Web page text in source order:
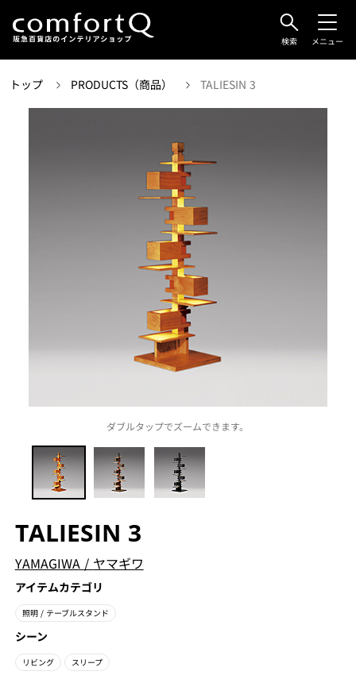
検索 メニュー
トップ PRODUCTS（商品） TALIESIN 3
ダブルタップでズームできます。
TALIESIN 3
YAMAGIWA / ヤマギワ
アイテムカテゴリ
照明 / テーブルスタンド
シーン
リビング スリープ